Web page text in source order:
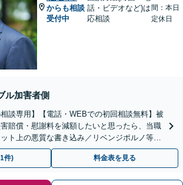
からも相談
受付中
話・ビデオなど)は
応相談
間：本日
定休日
ル加害者側
談専用】【電話・WEBでの初回相談無料】被
賠償・慰謝料を減額したいと思ったら、当職
ト上の悪質な書き込み／リベンジポルノ等、
応【関東エリア以外の相談も可】
件) 料金表を見る